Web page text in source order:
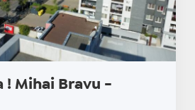
! Mihai Bravu -